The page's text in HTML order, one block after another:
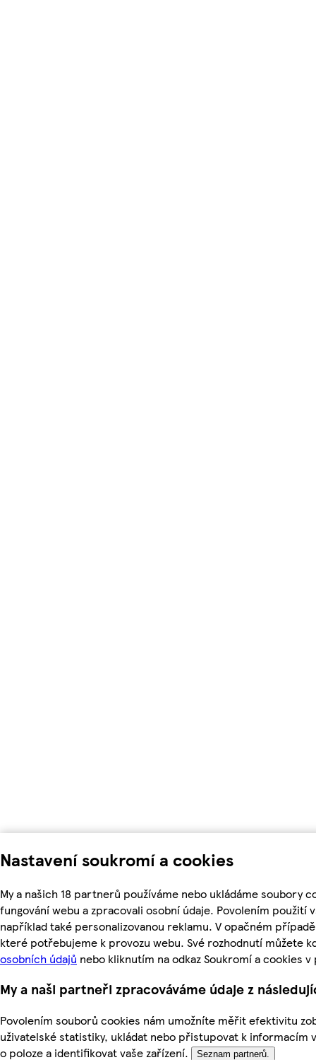
Nastavení soukromí a cookies
My a našich 18 partnerů používáme nebo ukládáme soubory
fungování webu a zpracovali osobní údaje. Povolením použití
například také personalizovanou reklamu. V opačném
které potřebujeme k provozu webu. Své rozhodnutí můžete
osobních údajů nebo kliknutím na odkaz Soukromí a cookies
My a naši partneři zpracováváme údaje z
Povolením souborů cookies nám umožníte měřit efektivitu
uživatelské statistiky, ukládat nebo přistupovat k informacím
o poloze a identifikovat vaše zařízení.
Seznam partnerů.